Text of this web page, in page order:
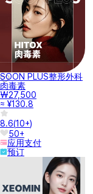
SOON PLUS整形外科
肉毒素
₩27,500
≈ ¥130.8
8.6(10+)
50+
应用支付
预订